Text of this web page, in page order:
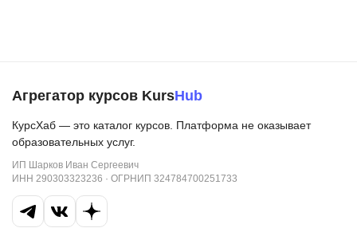
Агрегатор курсов KursHub
КурсХаб — это каталог курсов. Платформа не оказывает
образовательных услуг.
ИП Шарков Иван Сергеевич
ИНН 290303323236 · ОГРНИП 324784700251733